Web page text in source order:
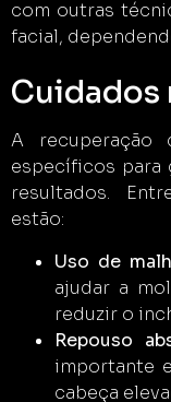
com outras
facial,
A recuperação
específicos para
resultados.
estão:
Uso de
ajudar a
reduzir o
Repouso
importante
cabeça